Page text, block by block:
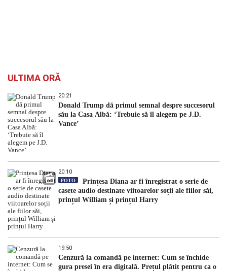
ULTIMA ORĂ
20:21
Donald Trump dă primul semnal despre succesorul
său la Casa Albă: ‘Trebuie să îl alegem pe J.D.
Vance’
20:10
FOTO
Prințesa Diana ar fi înregistrat o serie de
casete audio destinate viitoarelor soții ale fiilor săi,
prințul William și prințul Harry
19:50
Cenzură la comandă pe internet: Cum se închide
gura presei în era digitală. Prețul plătit pentru ca o